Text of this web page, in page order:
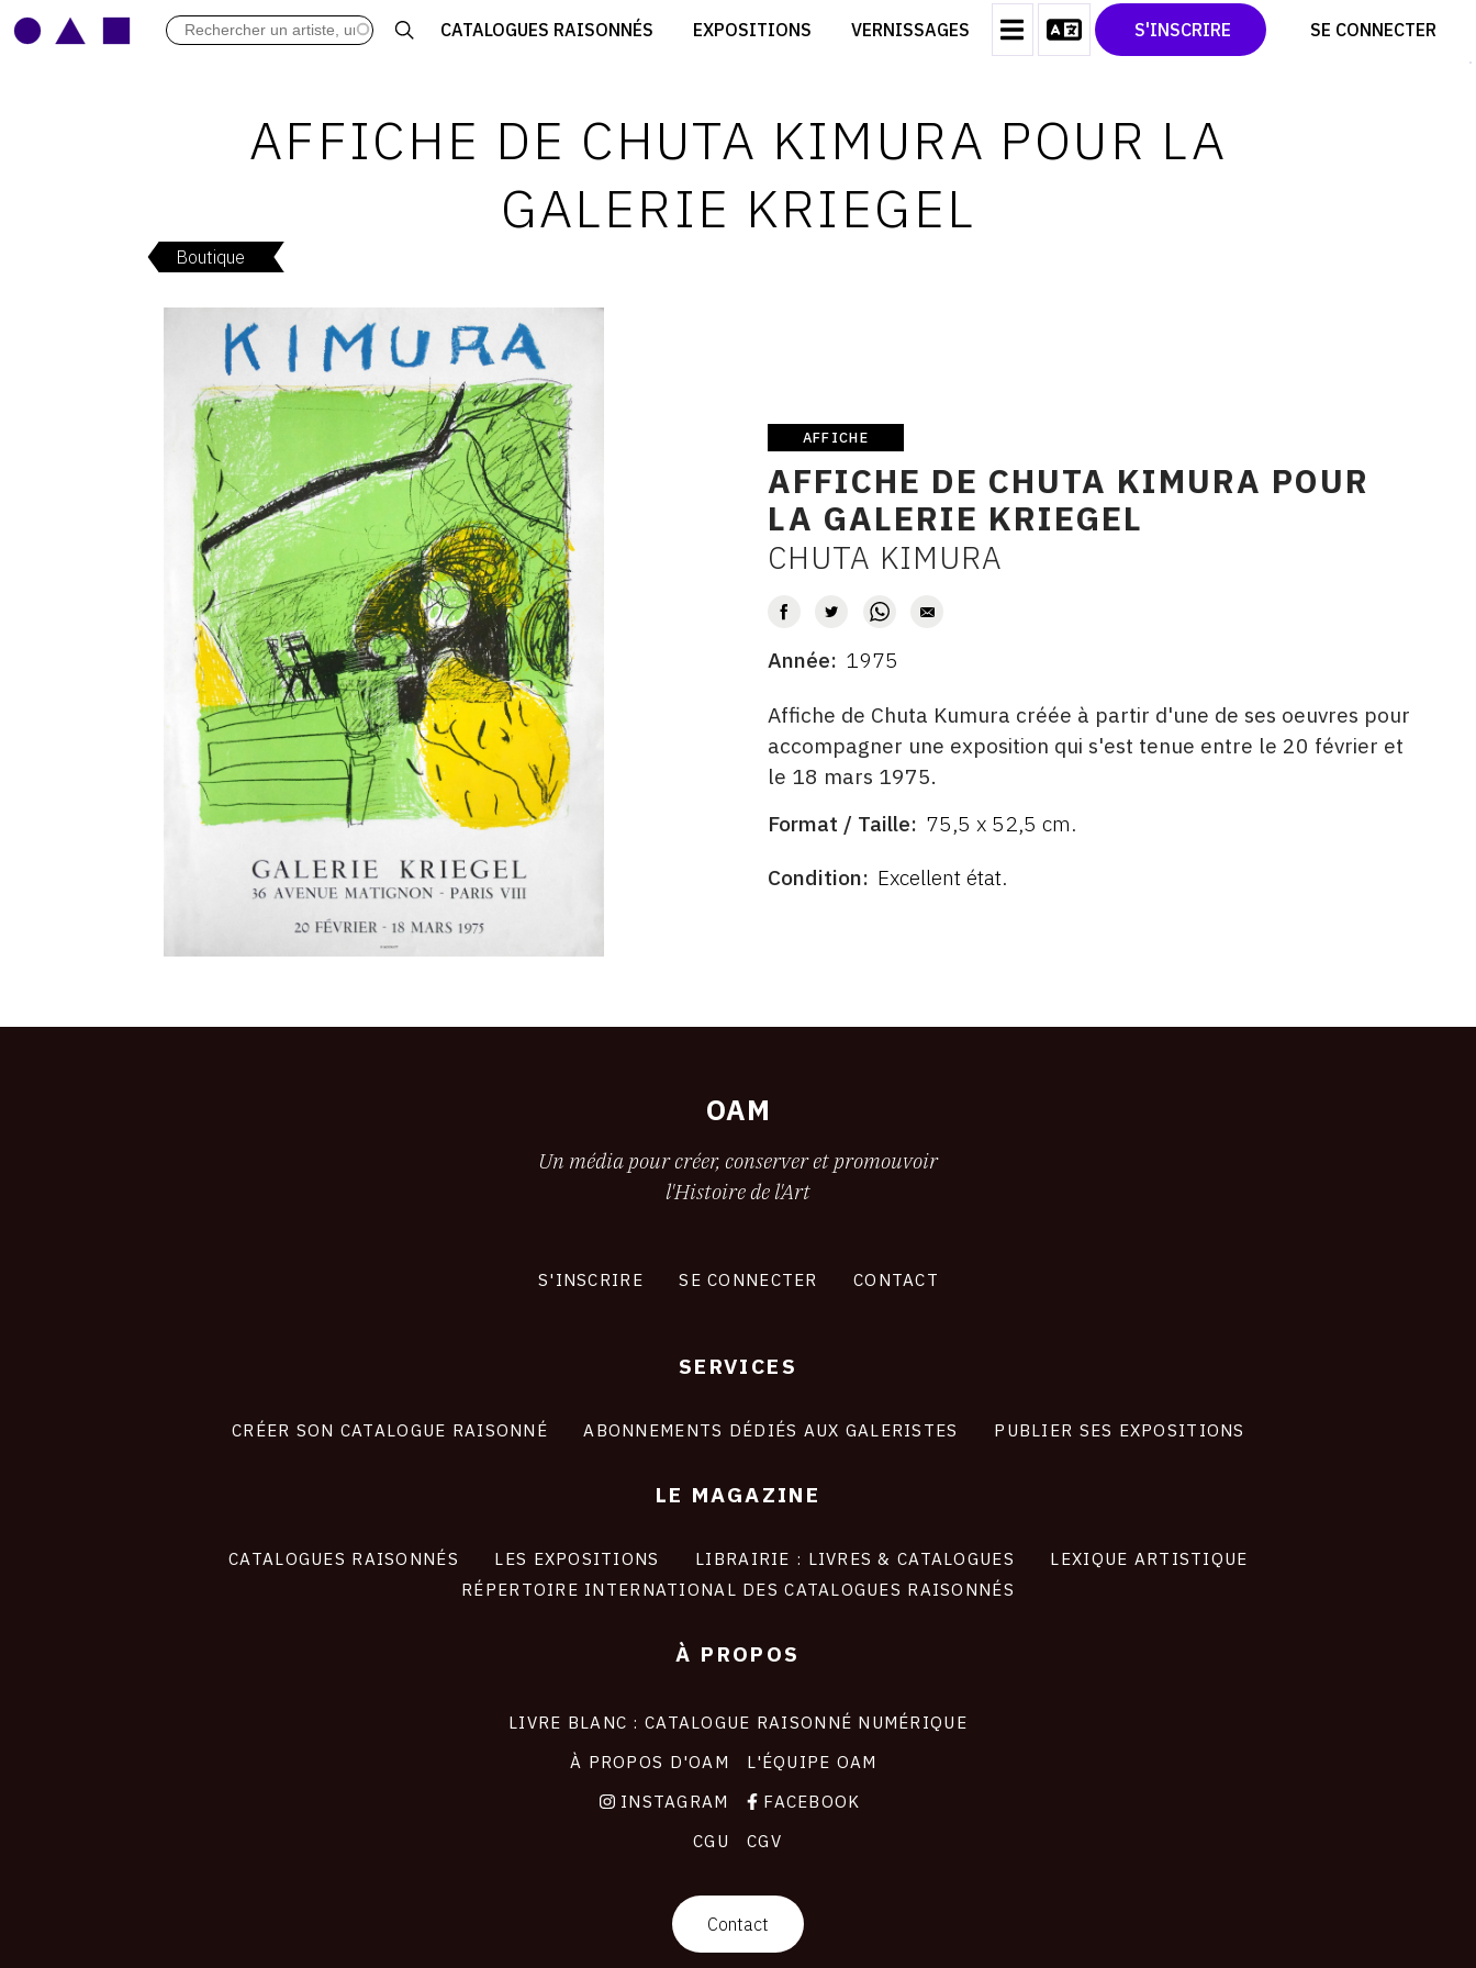
CATALOGUES RAISONNÉS EXPOSITIONS VERNISSAGES S'INSCRIRE SE CONNECTER
ARCHIVES DES EXPOSITIONS
LEXIQUE ARTISTIQUE
CRÉER SON CATALOGUE D'EXPO
CONTACT
CGU
TWITTER
PINTEREST
AFFICHE DE CHUTA KIMURA POUR LA
GALERIE KRIEGEL
Boutique
Affiche
AFFICHE
AFFICHE DE CHUTA KIMURA POUR
LA GALERIE KRIEGEL
AUTEUR
CHUTA KIMURA
DATE
Année 1975
DESCRITPTION
Affiche de Chuta Kumura créée à partir d'une de ses oeuvres pour
accompagner une exposition qui s'est tenue entre le 20 février et
le 18 mars 1975.
ÉDITÉ
FORMAT
Format / Taille 75,5 x 52,5 cm.
ÉTAT
Condition Excellent état.
OAM
Un média pour créer, conserver et promouvoir
l'Histoire de l'Art
S'INSCRIRE SE CONNECTER CONTACT
SERVICES
CRÉER SON CATALOGUE RAISONNÉ ABONNEMENTS DÉDIÉS AUX GALERISTES PUBLIER SES EXPOSITIONS
LE MAGAZINE
CATALOGUES RAISONNÉS LES EXPOSITIONS LIBRAIRIE : LIVRES & CATALOGUES
LEXIQUE ARTISTIQUE
RÉPERTOIRE INTERNATIONAL DES CATALOGUES RAISONNÉS
À PROPOS
LIVRE BLANC : CATALOGUE RAISONNÉ NUMÉRIQUE
À PROPOS D'OAM
L'ÉQUIPE OAM
INSTAGRAM
FACEBOOK
CGU
CGV
Contact